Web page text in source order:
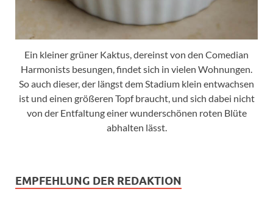
Ein kleiner grüner Kaktus, dereinst von den Comedian
Harmonists besungen, findet sich in vielen Wohnungen.
So auch dieser, der längst dem Stadium klein entwachsen
ist und einen größeren Topf braucht, und sich dabei nicht
von der Entfaltung einer wunderschönen roten Blüte
abhalten lässt.
EMPFEHLUNG DER REDAKTION